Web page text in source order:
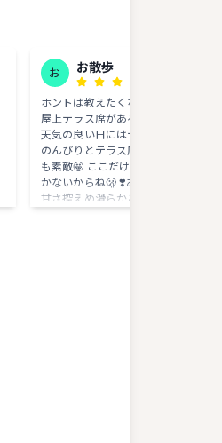
お お散歩
ホントは教えたくないんだけど...実は
屋上テラス席があるって知ってた！？
天気の良い日にはテラス席でゆっくり
のんびりとテラス席から見る八坂神社
も素敵🤩 ここだけの話..テラスは3席し
かないからね🫢 ❣️あまおう苺パフェ❣️
甘さ控えめ滑らかこし餡、薄めの求